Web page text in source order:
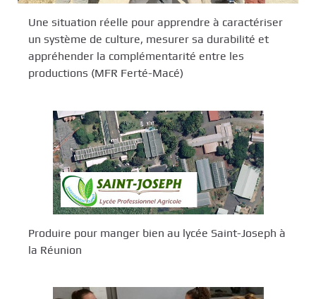
Une situation réelle pour apprendre à caractériser
un système de culture, mesurer sa durabilité et
appréhender la complémentarité entre les
productions (MFR Ferté-Macé)
Produire pour manger bien au lycée Saint-Joseph à
la Réunion